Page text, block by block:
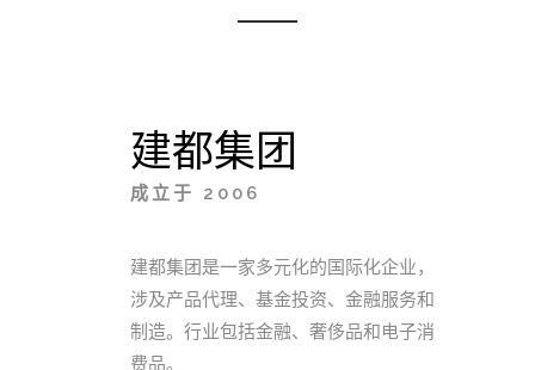
建都集团
成立于 2006
建都集团是一家多元化的国际化企业，
涉及产品代理、基金投资、金融服务和
制造。行业包括金融、奢侈品和电子消
费品。